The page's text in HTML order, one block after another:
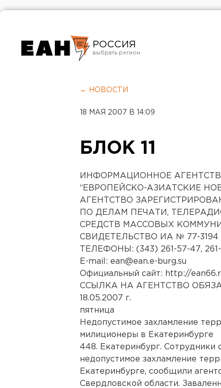
РОССИЯ
Челябинск
← НОВОСТИ
18 МАЯ 2007 В 14:09
БЛОК 11
ИНФОРМАЦИОННОЕ
“ЕВРОПЕЙСКО-АЗИАТСКИЕ
АГЕНТСТВО
ПО ДЕЛАМ ПЕЧАТИ,
СРЕДСТВ МАССОВЫХ
СВИДЕТЕЛЬСТВО ИА № 77-
ТЕЛЕФОНЫ: (343) 261-57-47, 261-
E-mail: ean@ean.e-burg.su
Официальный сайт: http://
ССЫЛКА НА АГЕНТСТВО
18.05.2007 г.
пятница
Недопустимое захламление
милиционеры в Екатеринбурге
448. Екатеринбург. Сотрудники
недопустимое захламление
Екатеринбурге, сообщили
Свердловской области.